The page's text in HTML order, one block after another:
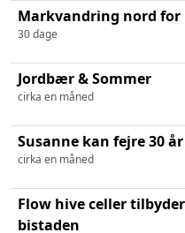
Markvandring nord for
30 dage
Jordbær & Sommer
cirka en måned
Susanne kan fejre 30
cirka en måned
Flow hive celler
bistaden